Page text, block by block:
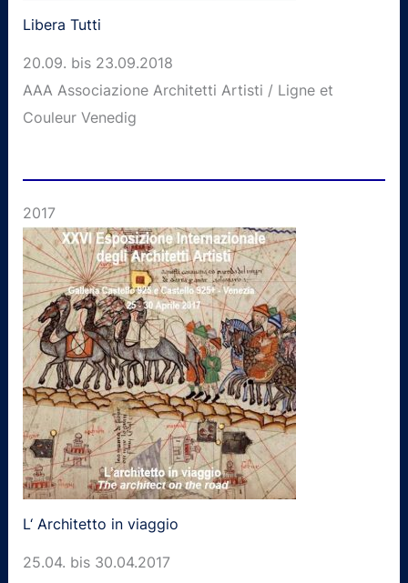
Libera Tutti
20.09. bis 23.09.2018
AAA Associazione Architetti Artisti / Ligne et
Couleur Venedig
2017
L‘ Architetto in viaggio
25.04. bis 30.04.2017